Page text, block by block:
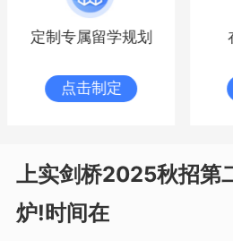
定制专属留学规划
点击制定
上实剑桥2025秋招第
炉!时间在